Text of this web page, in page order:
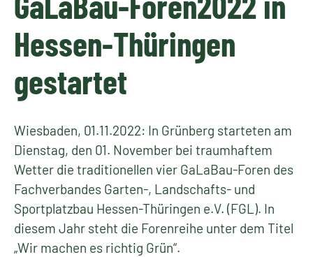
Hessen-Thüringen
gestartet
Wiesbaden, 01.11.2022: In Grünberg starteten am
Dienstag, den 01. November bei traumhaftem
Wetter die traditionellen vier GaLaBau-Foren des
Fachverbandes Garten-, Landschafts- und
Sportplatzbau Hessen-Thüringen e.V. (FGL). In
diesem Jahr steht die Forenreihe unter dem Titel
„Wir machen es richtig Grün“.